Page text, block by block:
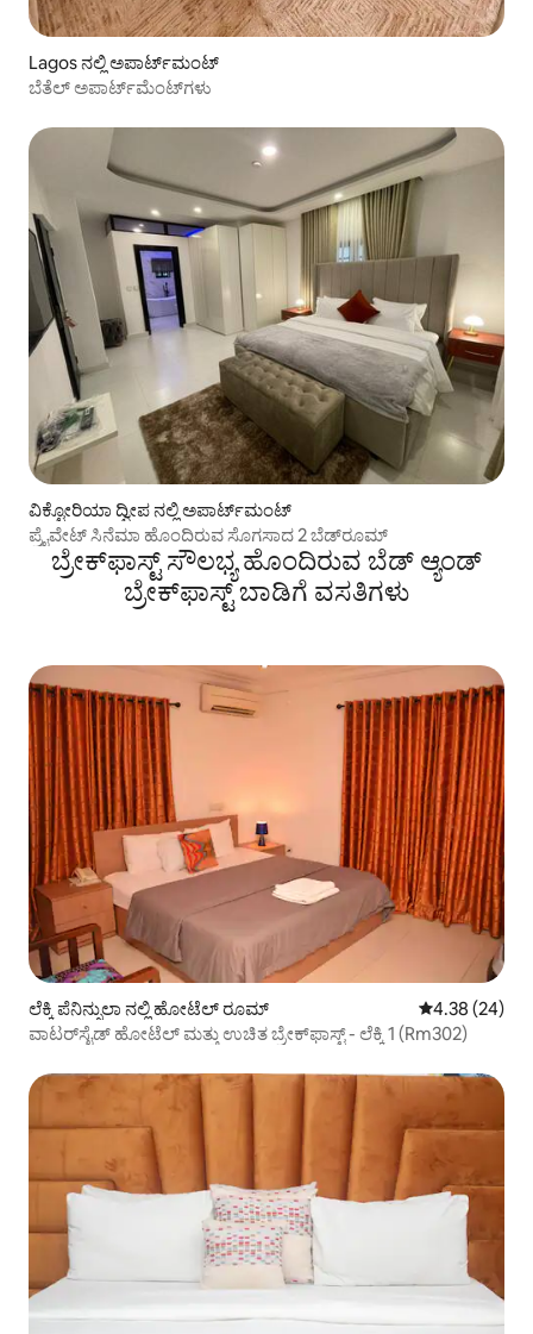
Lagos ನಲ್ಲಿ ಅಪಾರ್ಟ್‌ಮಂಟ್
ಬೆತೆಲ್ ಅಪಾರ್ಟ್‌ಮೆಂಟ್‌ಗಳು
ವಿಕ್ಟೋರಿಯಾ ದ್ವೀಪ ನಲ್ಲಿ ಅಪಾರ್ಟ್‌ಮಂಟ್
ಪ್ರೈವೇಟ್ ಸಿನೆಮಾ ಹೊಂದಿರುವ ಸೊಗಸಾದ 2 ಬೆಡ್‌ರೂಮ್
ಬ್ರೇಕ್‌ಫಾಸ್ಟ್ ‌ಸೌಲಭ್ಯ ಹೊಂದಿರುವ ಬೆಡ್ ಆ್ಯಂಡ್
ಬ್ರೇಕ್‌ಫಾಸ್ಟ್‌ ಬಾಡಿಗೆ ವಸತಿಗಳು
ಲೆಕ್ಕಿ ಪೆನಿನ್ಸುಲಾ ನಲ್ಲಿ ಹೋಟೆಲ್ ರೂಮ್ 5 ರಲ್ಲಿ 4.38
4.38 (24)
ವಾಟರ್‌ಸೈಡ್ ಹೋಟೆಲ್ ಮತ್ತು ಉಚಿತ ಬ್ರೇಕ್‌ಫಾಸ್ಟ್ - ಲೆಕ್ಕಿ 1 (Rm302)